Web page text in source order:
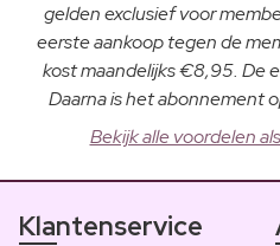
gelden exclusief voor
eerste aankoop tegen de
kost maandelijks €8,95. De
Daarna is het abonnement
Bekijk alle voordelen
Klantenservice